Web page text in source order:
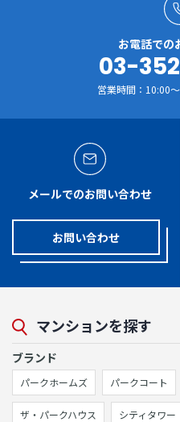
お電話での
03-
営業時間：10:00
メールでのお問い合わせ
お問い合わせ
マンションを探す
ブランド
パークホームズ パークコート
ザ・パークハウス シティタワー